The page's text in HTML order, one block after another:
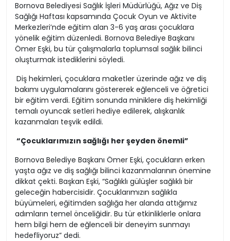
Bornova Belediyesi Sağlık İşleri Müdürlüğü, Ağız ve Diş
Sağlığı Haftası kapsamında Çocuk Oyun ve Aktivite
Merkezleri’nde eğitim alan 3-6 yaş arası çocuklara
yönelik eğitim düzenledi. Bornova Belediye Başkanı
Ömer Eşki, bu tür çalışmalarla toplumsal sağlık bilinci
oluşturmak istediklerini söyledi.
Diş hekimleri, çocuklara maketler üzerinde ağız ve diş
bakımı uygulamalarını göstererek eğlenceli ve öğretici
bir eğitim verdi. Eğitim sonunda miniklere diş hekimliği
temalı oyuncak setleri hediye edilerek, alışkanlık
kazanmaları teşvik edildi.
“Çocuklarımızın sağlığı her şeyden önemli”
Bornova Belediye Başkanı Ömer Eşki, çocukların erken
yaşta ağız ve diş sağlığı bilinci kazanmalarının önemine
dikkat çekti. Başkan Eşki, “Sağlıklı gülüşler sağlıklı bir
geleceğin habercisidir. Çocuklarımızın sağlıkla
büyümeleri, eğitimden sağlığa her alanda attığımız
adımların temel önceliğidir. Bu tür etkinliklerle onlara
hem bilgi hem de eğlenceli bir deneyim sunmayı
hedefliyoruz” dedi.